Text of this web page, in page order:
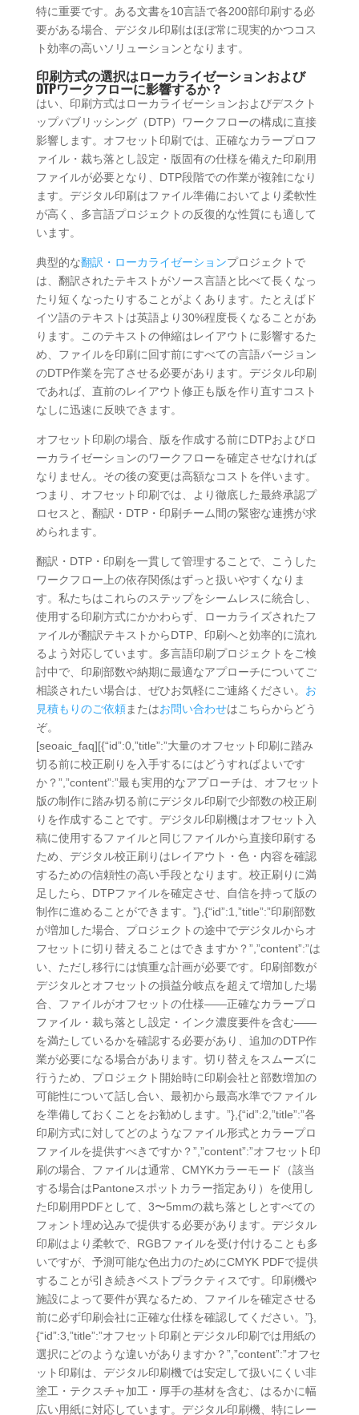
特に重要です。ある文書を10言語で各200部印刷する必
要がある場合、デジタル印刷はほぼ常に現実的かつコス
ト効率の高いソリューションとなります。
印刷方式の選択はローカライゼーションおよび
DTPワークフローに影響するか？
はい、印刷方式はローカライゼーションおよびデスクト
ップパブリッシング（DTP）ワークフローの構成に直接
影響します。オフセット印刷では、正確なカラープロフ
ァイル・裁ち落とし設定・版固有の仕様を備えた印刷用
ファイルが必要となり、DTP段階での作業が複雑になり
ます。デジタル印刷はファイル準備においてより柔軟性
が高く、多言語プロジェクトの反復的な性質にも適して
います。
典型的な翻訳・ローカライゼーションプロジェクトで
は、翻訳されたテキストがソース言語と比べて長くなっ
たり短くなったりすることがよくあります。たとえばド
イツ語のテキストは英語より30%程度長くなることがあ
ります。このテキストの伸縮はレイアウトに影響するた
め、ファイルを印刷に回す前にすべての言語バージョン
のDTP作業を完了させる必要があります。デジタル印刷
であれば、直前のレイアウト修正も版を作り直すコスト
なしに迅速に反映できます。
オフセット印刷の場合、版を作成する前にDTPおよびロ
ーカライゼーションのワークフローを確定させなければ
なりません。その後の変更は高額なコストを伴います。
つまり、オフセット印刷では、より徹底した最終承認プ
ロセスと、翻訳・DTP・印刷チーム間の緊密な連携が求
められます。
翻訳・DTP・印刷を一貫して管理することで、こうした
ワークフロー上の依存関係はずっと扱いやすくなりま
す。私たちはこれらのステップをシームレスに統合し、
使用する印刷方式にかかわらず、ローカライズされたフ
ァイルが翻訳テキストからDTP、印刷へと効率的に流れ
るよう対応しています。多言語印刷プロジェクトをご検
討中で、印刷部数や納期に最適なアプローチについてご
相談されたい場合は、ぜひお気軽にご連絡ください。 お
見積もりのご依頼またはお問い合わせはこちらからどう
ぞ。
[seoaic_faq][{“id”:0,”title”:”大量のオフセット印刷に踏み
切る前に校正刷りを入手するにはどうすればよいです
か？”,”content”:”最も実用的なアプローチは、オフセット
版の制作に踏み切る前にデジタル印刷で少部数の校正刷
りを作成することです。デジタル印刷機はオフセット入
稿に使用するファイルと同じファイルから直接印刷する
ため、デジタル校正刷りはレイアウト・色・内容を確認
するための信頼性の高い手段となります。校正刷りに満
足したら、DTPファイルを確定させ、自信を持って版の
制作に進めることができます。”},{“id”:1,”title”:”印刷部数
が増加した場合、プロジェクトの途中でデジタルからオ
フセットに切り替えることはできますか？”,”content”:”は
い、ただし移行には慎重な計画が必要です。印刷部数が
デジタルとオフセットの損益分岐点を超えて増加した場
合、ファイルがオフセットの仕様——正確なカラープロ
ファイル・裁ち落とし設定・インク濃度要件を含む——
を満たしているかを確認する必要があり、追加のDTP作
業が必要になる場合があります。切り替えをスムーズに
行うため、プロジェクト開始時に印刷会社と部数増加の
可能性について話し合い、最初から最高水準でファイル
を準備しておくことをお勧めします。”},{“id”:2,”title”:”各
印刷方式に対してどのようなファイル形式とカラープロ
ファイルを提供すべきですか？”,”content”:”オフセット印
刷の場合、ファイルは通常、CMYKカラーモード（該当
する場合はPantoneスポットカラー指定あり）を使用し
た印刷用PDFとして、3〜5mmの裁ち落としとすべての
フォント埋め込みで提供する必要があります。デジタル
印刷はより柔軟で、RGBファイルを受け付けることも多
いですが、予測可能な色出力のためにCMYK PDFで提供
することが引き続きベストプラクティスです。印刷機や
施設によって要件が異なるため、ファイルを確定させる
前に必ず印刷会社に正確な仕様を確認してください。”},
{“id”:3,”title”:”オフセット印刷とデジタル印刷では用紙の
選択にどのような違いがありますか？”,”content”:”オフセ
ット印刷は、デジタル印刷機では安定して扱いにくい非
塗工・テクスチャ加工・厚手の基材を含む、はるかに幅
広い用紙に対応しています。デジタル印刷機、特にレー